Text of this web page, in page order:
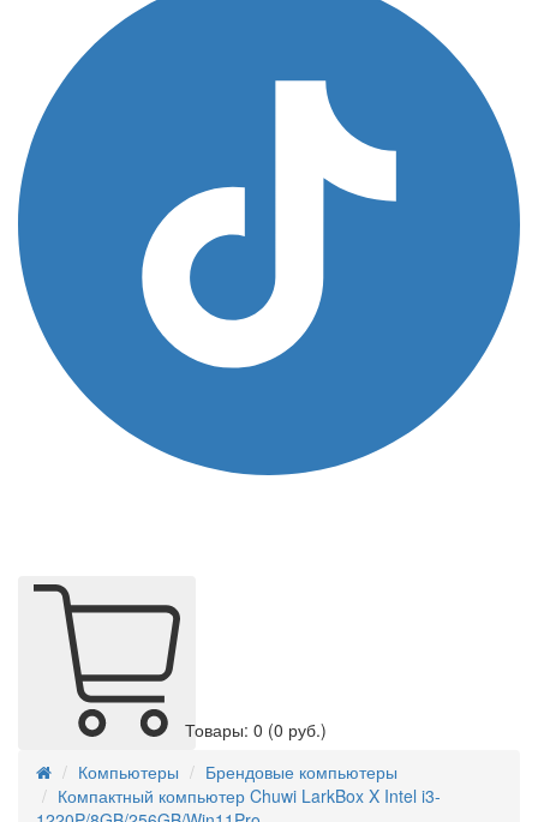
Товары: 0 (0 руб.)
Компьютеры
Брендовые компьютеры
Компактный компьютер Chuwi LarkBox X Intel i3-